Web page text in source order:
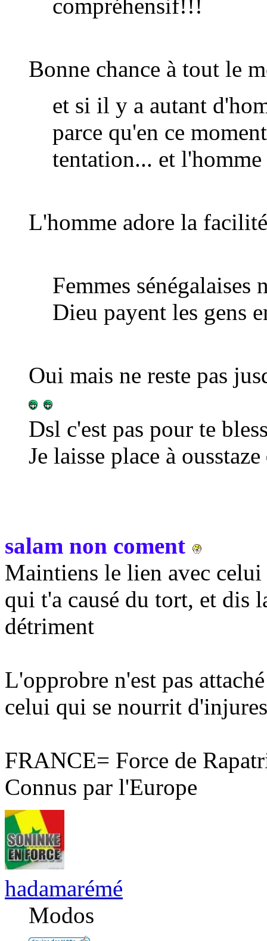
compréhensif!!!
Bonne chance à tout le
et si il y a autant
parce qu'en ce
tentation... et
L'homme adore la
Femmes sénégalaises
Dieu payent les gens
Oui mais ne reste pas
Dsl c'est pas pour te
Je laisse place à ousstaze
salam non coment
Maintiens le lien avec
qui t'a causé du tort, et dis
détriment
L'opprobre n'est pas
celui qui se nourrit
FRANCE= Force de
Connus par l'Europe
hadamarémé
Modos